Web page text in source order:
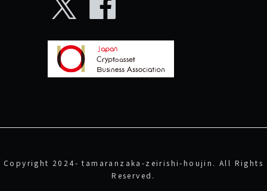
Copyright 2024- tamaranzaka-zeirishi-houjin. All Rights
Reserved.